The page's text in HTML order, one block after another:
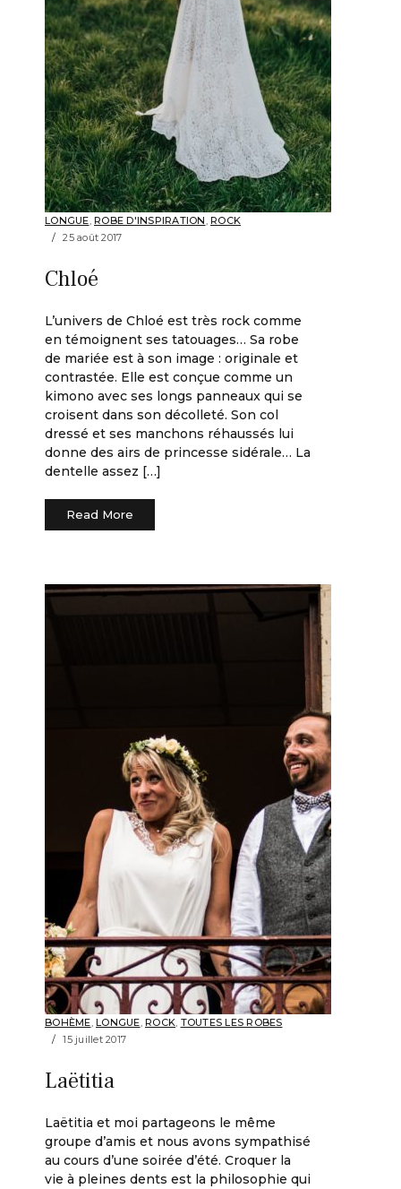
LONGUE, ROBE D'INSPIRATION, ROCK
25 août 2017
Chloé
L’univers de Chloé est très rock comme
en témoignent ses tatouages… Sa robe
de mariée est à son image : originale et
contrastée. Elle est conçue comme un
kimono avec ses longs panneaux qui se
croisent dans son décolleté. Son col
dressé et ses manchons réhaussés lui
donne des airs de princesse sidérale… La
dentelle assez […]
Read More
BOHÈME, LONGUE, ROCK, TOUTES LES ROBES
15 juillet 2017
Laëtitia
Laëtitia et moi partageons le même
groupe d’amis et nous avons sympathisé
au cours d’une soirée d’été. Croquer la
vie à pleines dents est la philosophie qui